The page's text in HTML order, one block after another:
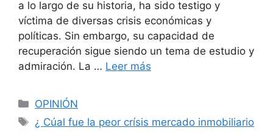
a lo largo de su historia, ha sido testigo y
víctima de diversas crisis económicas y
políticas. Sin embargo, su capacidad de
recuperación sigue siendo un tema de estudio y
admiración. La … Leer más
Categorías
OPINIÓN
Etiquetas
¿ Cúal fue la peor crísis mercado inmobiliario